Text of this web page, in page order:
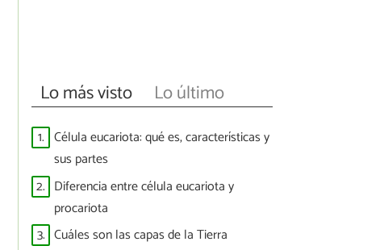
Lo más visto Lo último
1. Célula eucariota: qué es, características y
sus partes
2. Diferencia entre célula eucariota y
procariota
3. Cuáles son las capas de la Tierra